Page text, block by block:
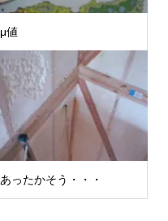
μ値
あったかそう・・・